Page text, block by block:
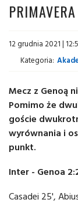
12 grudnia 2021 |
Kategoria:
Mecz z Genoą
Pomimo że
goście
wyrównania i
punkt.
Inter - Genoa
Casadei 25',